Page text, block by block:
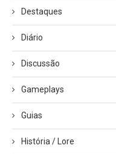
Destaques
Diário
Discussão
Gameplays
Guias
História / Lore